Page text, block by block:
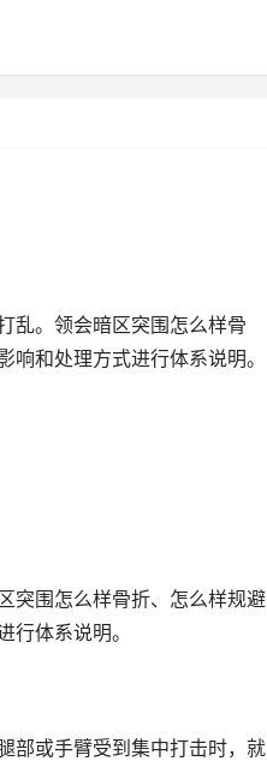
乱。领会暗区突围怎么样骨
和处理方式进行体系说明。
突围怎么样骨折、怎么样规避
体系说明。
部或手臂受到集中打击时，就